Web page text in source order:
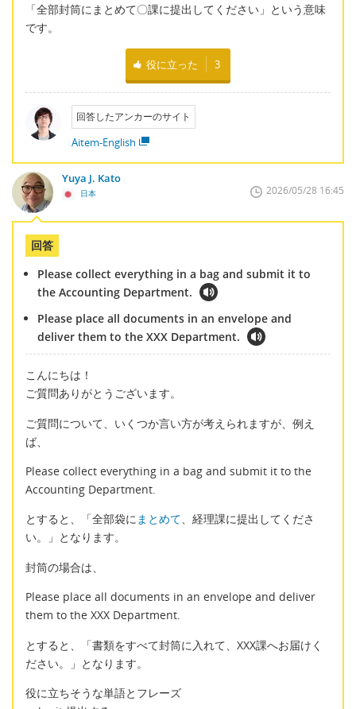
「全部封筒にまとめて〇課に提出してください」という意味
です。
役に立った 3
回答したアンカーのサイト
Aitem-English
Yuya J. Kato
日本 2026/05/28 16:45
回答
Please collect everything in a bag and submit it to
the Accounting Department.
Please place all documents in an envelope and
deliver them to the XXX Department.
こんにちは！
ご質問ありがとうございます。
ご質問について、いくつか言い方が考えられますが、例え
ば、
Please collect everything in a bag and submit it to the
Accounting Department.
とすると、「全部袋にまとめて、経理課に提出してくださ
い。」となります。
封筒の場合は、
Please place all documents in an envelope and deliver
them to the XXX Department.
とすると、「書類をすべて封筒に入れて、XXX課へお届けく
ださい。」となります。
役に立ちそうな単語とフレーズ